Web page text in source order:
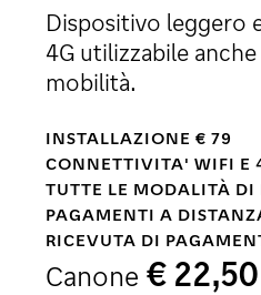
Dispositivo leggero
4G utilizzabile
mobilità.
INSTALLAZIONE € 79
CONNETTIVITA' WIFI E
TUTTE LE MODALITÀ
PAGAMENTI A
RICEVUTA DI
Canone €